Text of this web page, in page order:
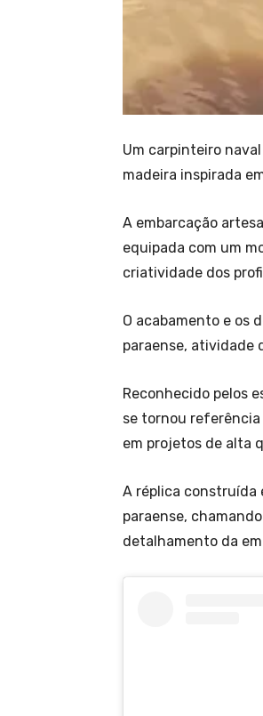
Um carpinteiro
madeira inspirada
A embarcação
equipada com um
criatividade dos
O acabamento e os
paraense, atividade
Reconhecido pelos
se tornou
em projetos de alta
A réplica construída
paraense,
detalhamento da